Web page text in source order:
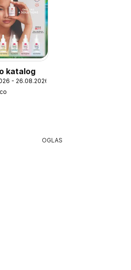
katalog
- 26.08.2026
OGLAS